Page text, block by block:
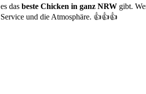
das beste Chicken in ganz NRW gibt.
und die Atmosphäre. 👍👍👍